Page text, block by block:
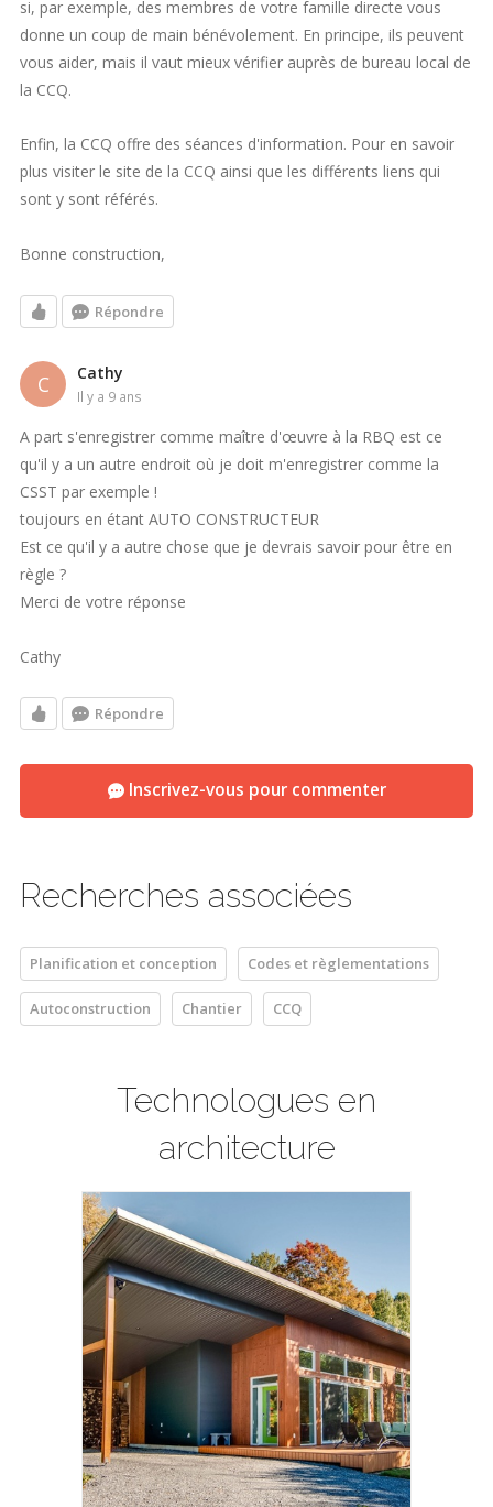
si, par exemple, des membres de votre famille directe vous
donne un coup de main bénévolement. En principe, ils peuvent
vous aider, mais il vaut mieux vérifier auprès de bureau local de
la CCQ.
Enfin, la CCQ offre des séances d'information. Pour en savoir
plus visiter le site de la CCQ ainsi que les différents liens qui
sont y sont référés.
Bonne construction,
Répondre
C Cathy
il y a 9 ans
A part s'enregistrer comme maître d'œuvre à la RBQ est ce
qu'il y a un autre endroit où je doit m'enregistrer comme la
CSST par exemple !
toujours en étant AUTO CONSTRUCTEUR
Est ce qu'il y a autre chose que je devrais savoir pour être en
règle ?
Merci de votre réponse
Cathy
Répondre
Inscrivez-vous pour commenter
Recherches associées
Planification et conception Codes et règlementations
Autoconstruction Chantier CCQ
Technologues en
architecture